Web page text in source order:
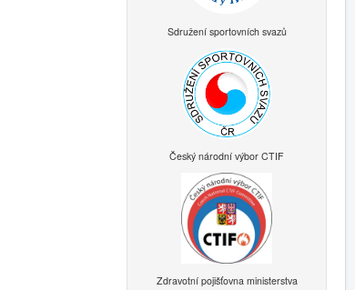
Sdružení sportovních svazů
Český národní výbor CTIF
Zdravotní pojišťovna ministerstva